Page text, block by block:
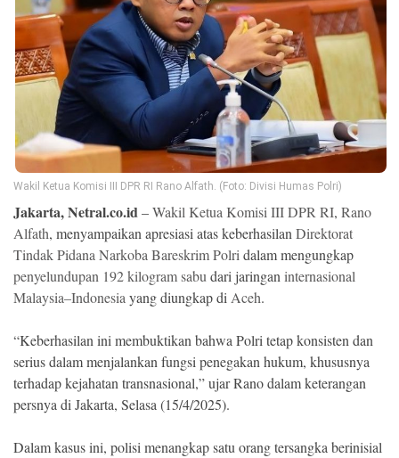
Ekonomi
Memori
©
Copyright
NETRAL
.
All
Right
Reserved
Wakil Ketua Komisi III DPR RI Rano Alfath. (Foto: Divisi Humas Polri)
Jakarta, Netral.co.id–Wakil Ketua Komisi III DPR RI, Rano
Alfath, menyampaikan apresiasi atas keberhasilanDirektorat
Tindak Pidana Narkoba Bareskrim Polridalam mengungkap
penyelundupan 192 kilogram sabudari jaringaninternasional
Malaysia–Indonesiayang diungkap diAceh.
“Keberhasilan ini membuktikan bahwa Polri tetap konsisten dan
serius dalam menjalankan fungsi penegakan hukum, khususnya
terhadap kejahatan transnasional,” ujar Rano dalam keterangan
persnya di Jakarta, Selasa (15/4/2025).
Dalam kasus ini, polisi menangkap satu orang tersangka berinisial